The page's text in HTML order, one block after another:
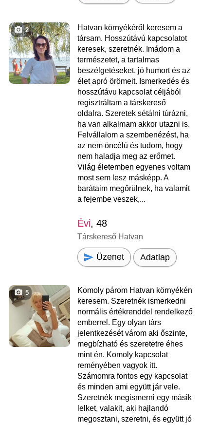
2
Hatvan környékéről keresem a
társam. Hosszútávú kapcsolatot
keresek, szeretnék. Imádom a
természetet, a tartalmas
beszélgetéseket, jó humort és az
élet apró örömeit. Ismerkedés és
hosszútávu kapcsolat céljából
regisztráltam a társkereső
oldalra. Szeretek sétálni túrázni,
ha van alkalmam akkor utazni is.
Felvállalom a szembenézést, ha
az nem öncélú és tudom, hogy
nem haladja meg az erőmet.
Világ életemben egyenes voltam
most sem lesz másképp. A
barátaim megőrülnek, ha valamit
a fejembe veszek,...
Évi, 48
Társkereső Hatvan
Üzenet Adatlap
5
Komoly párom Hatvan környékén
keresem. Szeretnék ismerkedni
normális értékrenddel rendelkező
emberrel. Egy olyan társ
jelentkezését várom aki őszinte,
megbízható és szeretetre éhes
mint én. Komoly kapcsolat
reményében vagyok itt.
Számomra fontos egy kapcsolat
és minden ami együtt jár vele.
Szeretnék megismerni egy másik
lelket, valakit, aki hajlandó
megosztani, szeretni, és együtt jó